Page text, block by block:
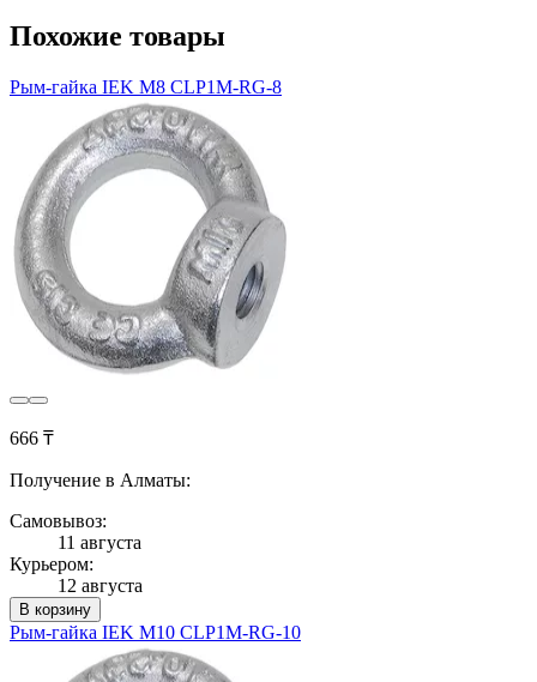
Похожие товары
Рым-гайка IEK М8 CLP1M-RG-8
666 ₸
Получение в Алматы:
Самовывоз:
11 августа
Курьером:
12 августа
В корзину
Рым-гайка IEK М10 CLP1M-RG-10